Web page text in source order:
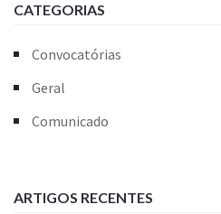
CATEGORIAS
Convocatórias
Geral
Comunicado
ARTIGOS RECENTES